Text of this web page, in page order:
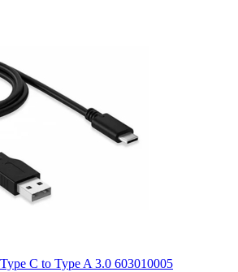
C to Type A 3.0 603010005